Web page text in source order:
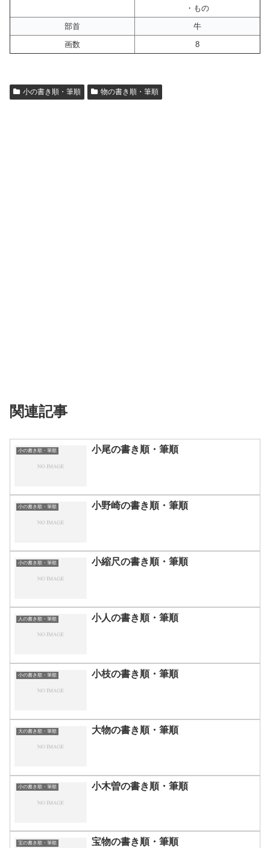
・もの
部首
牛
画数
8
小の書き順・筆順 物の書き順・筆順
関連記事
小の書き順・筆順 小尾の書き順・筆順
小の書き順・筆順 小野崎の書き順・筆順
小の書き順・筆順 小縮尺の書き順・筆順
人の書き順・筆順 小人の書き順・筆順
小の書き順・筆順 小枝の書き順・筆順
大の書き順・筆順 大物の書き順・筆順
小の書き順・筆順 小木曽の書き順・筆順
宝の書き順・筆順 宝物の書き順・筆順